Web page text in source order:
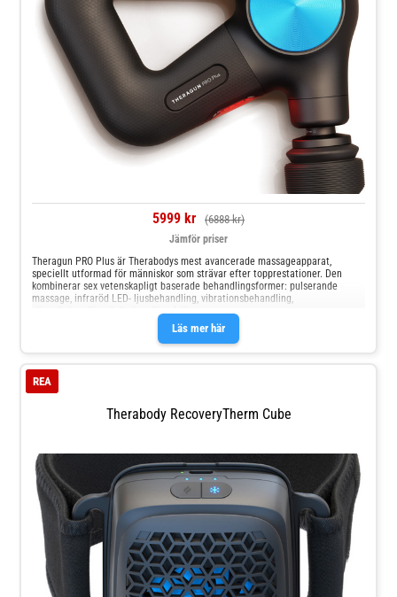
5999 kr (6888 kr)
Läs mer här
Jämför priser
Theragun PRO Plus är Therabodys mest avancerade massageapparat,
speciellt utformad för människor som strävar efter topprestationer. Den
kombinerar sex vetenskapligt baserade behandlingsformer: pulserande
massage, infraröd LED- ljusbehandling, vibrationsbehandling,
värmebehandling, kylbehandling (säl
Therabody RecoveryTherm Cube
REA